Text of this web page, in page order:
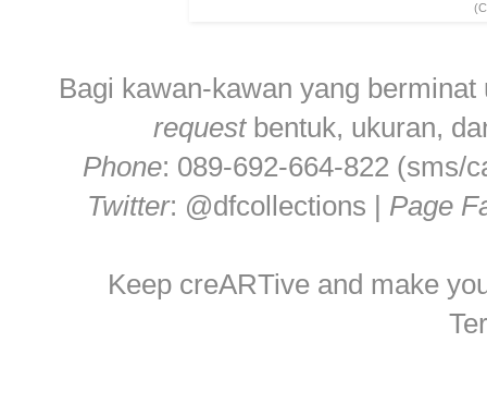
Bagi kawan-kawan yang
requestbentuk, ukuran,
Phone: 089-692-664-822 (sms/
Twitter: @dfcollections | Page
Keep creARTive and make